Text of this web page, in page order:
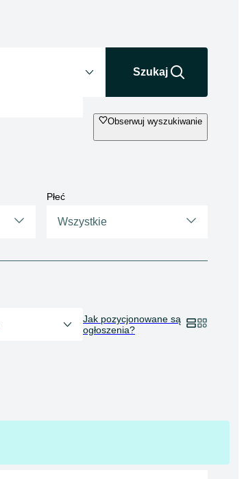
Szukaj
Obserwuj wyszukiwanie
Płeć
Wszystkie
Jak pozycjonowane są
ogłoszenia?